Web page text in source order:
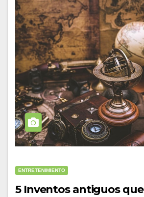
ENTRETENIMIENTO
5 Inventos antiguos que